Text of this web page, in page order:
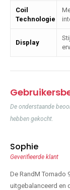
Coil
Technologie
Display
De onderstaande
hebben gekocht.
Sophie
Geverifieerde klant
De RandM Tornado
uitgebalanceerd en